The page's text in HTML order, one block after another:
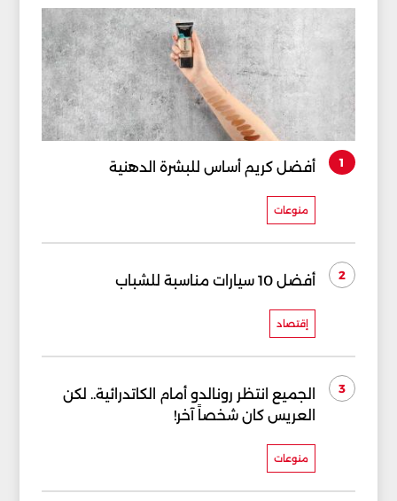
1 أفضل كريم أساس للبشرة الدهنية
منوعات
2 أفضل 10 سيارات مناسبة للشباب
إقتصاد
3
الجميع انتظر رونالدو أمام الكاتدرائية.. لكن
العريس كان شخصاً آخر!
منوعات